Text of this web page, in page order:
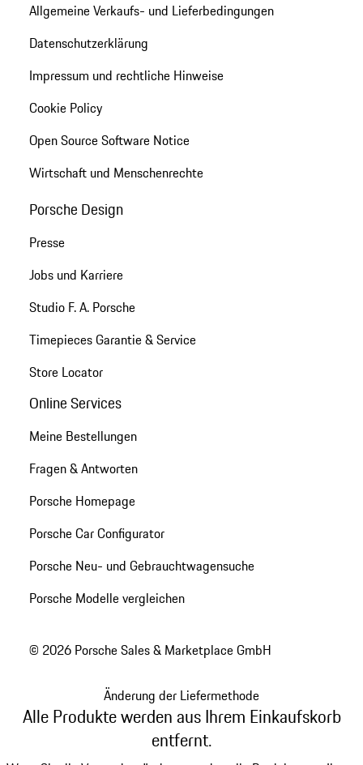
Allgemeine Verkaufs- und Lieferbedingungen
Datenschutzerklärung
Impressum und rechtliche Hinweise
Cookie Policy
Open Source Software Notice
Wirtschaft und Menschenrechte
Porsche Design
Presse
Jobs und Karriere
Studio F. A. Porsche
Timepieces Garantie & Service
Store Locator
Online Services
Meine Bestellungen
Fragen & Antworten
Porsche Homepage
Porsche Car Configurator
Porsche Neu- und Gebrauchtwagensuche
Porsche Modelle vergleichen
© 2026 Porsche Sales & Marketplace GmbH
Änderung der Liefermethode
Alle Produkte werden aus Ihrem Einkaufskorb
entfernt.